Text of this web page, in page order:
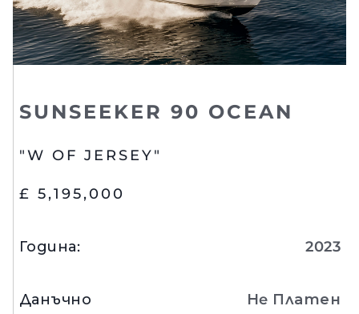
SUNSEEKER 90 OCEAN
"W OF JERSEY"
£ 5,195,000
Година: 2023
Данъчно
Нe Платен